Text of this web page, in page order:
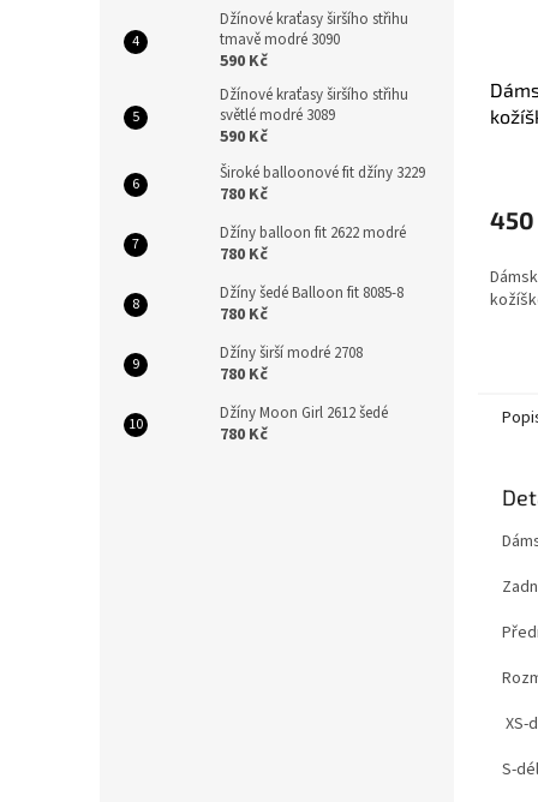
Džínové kraťasy širšího střihu
tmavě modré 3090
590 Kč
Džínové kraťasy širšího střihu
světlé modré 3089
590 Kč
Široké balloonové fit džíny 3229
780 Kč
Džíny balloon fit 2622 modré
780 Kč
Džíny šedé Balloon fit 8085-8
780 Kč
Džíny širší modré 2708
780 Kč
Džíny Moon Girl 2612 šedé
780 Kč
450
XS-
S-